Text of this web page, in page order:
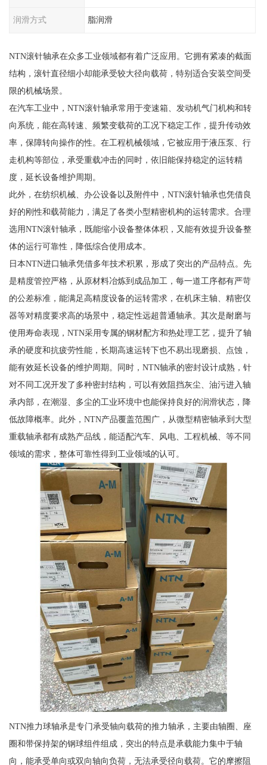
润滑方式 脂润滑
NTN滚针轴承在众多工业领域都有着广泛应用。它拥有紧凑的截面
结构，滚针直径细小却能承受较大径向载荷，特别适合安装空间受
限的机械场景。
在汽车工业中，NTN滚针轴承常用于变速箱、发动机气门机构和转
向系统，能在高转速、频繁变载荷的工况下稳定工作，提升传动效
率，保障转向操作的性。在工程机械领域，它被应用于液压泵、行
走机构等部位，承受重载冲击的同时，依旧能保持稳定的运转精
度，延长设备维护周期。
此外，在纺织机械、办公设备以及附件中，NTN滚针轴承也凭借良
好的刚性和载荷能力，满足了各类小型精密机构的运转需求。合理
选用NTN滚针轴承，既能缩小设备整体体积，又能有效提升设备整
体的运行可靠性，降低综合使用成本。
日本NTN进口轴承凭借多年技术积累，形成了突出的产品特点。先
是精度管控严格，从原材料冶炼到成品加工，每一道工序都有严苛
的公差标准，能满足高精度设备的运转需求，在机床主轴、精密仪
器等对精度要求高的场景中，稳定性远超普通轴承。其次是耐磨与
使用寿命表现，NTN采用专属的钢材配方和热处理工艺，提升了轴
承的硬度和抗疲劳性能，长期高速运转下也不易出现磨损、点蚀，
能有效延长设备的维护周期。同时，NTN轴承的密封设计成熟，针
对不同工况开发了多种密封结构，可以有效阻挡灰尘、油污进入轴
承内部，在潮湿、多尘的工业环境中也能保持良好的润滑状态，降
低故障概率。此外，NTN产品覆盖范围广，从微型精密轴承到大型
重载轴承都有成熟产品线，能适配汽车、风电、工程机械、等不同
领域的需求，整体可靠性得到工业领域的认可。
NTN推力球轴承是专门承受轴向载荷的推力轴承，主要由轴圈、座
圈和带保持架的钢球组件组成，突出的特点是承载能力集中于轴
向，能承受单向或双向轴向负荷，无法承受径向载荷。它的摩擦阻